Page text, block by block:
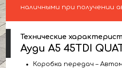
наличными при получении
Технические
Ауди A5 45TDI
Коробка передач –